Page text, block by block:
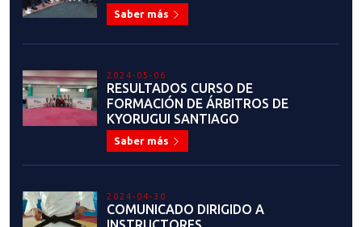
Saber más
2024-05-06
RESULTADOS CURSO DE
FORMACIÓN DE ÁRBITROS DE
KYORUGUI SANTIAGO
Saber más
2024-04-30
COMUNICADO DIRIGIDO A